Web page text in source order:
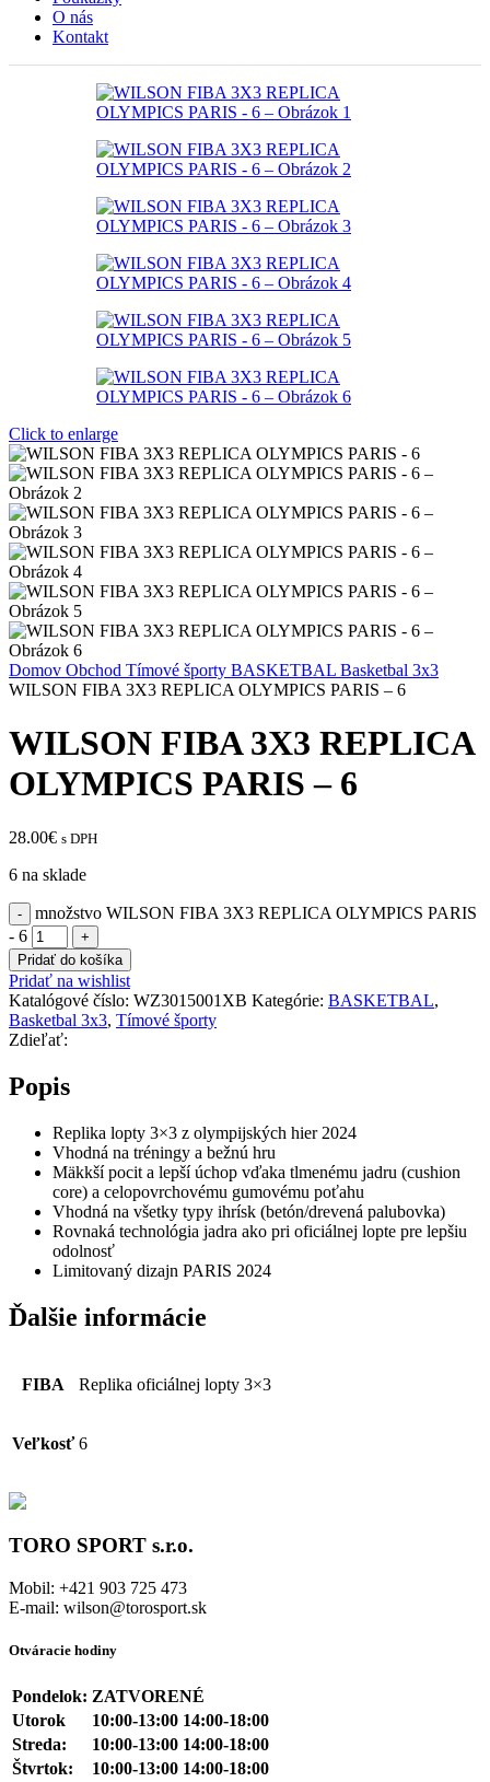
O nás
Kontakt
Click to enlarge
Domov Obchod Tímové športy BASKETBAL Basketbal 3x3
WILSON FIBA 3X3 REPLICA OLYMPICS PARIS – 6
WILSON FIBA 3X3 REPLICA
OLYMPICS PARIS – 6
28.00€ s DPH
6 na sklade
množstvo WILSON FIBA 3X3 REPLICA OLYMPICS PARIS
- 6
Pridať do košíka
Pridať na wishlist
Katalógové číslo: WZ3015001XB Kategórie: BASKETBAL,
Basketbal 3x3, Tímové športy
Zdieľať:
Popis
Replika lopty 3×3 z olympijských hier 2024
Vhodná na tréningy a bežnú hru
Mäkkší pocit a lepší úchop vďaka tlmenému jadru (cushion
core) a celopovrchovému gumovému poťahu
Vhodná na všetky typy ihrísk (betón/drevená palubovka)
Rovnaká technológia jadra ako pri oficiálnej lopte pre lepšiu
odolnosť
Limitovaný dizajn PARIS 2024
Ďalšie informácie
FIBA Replika oficiálnej lopty 3×3
Veľkosť 6
TORO SPORT s.r.o.
Mobil: +421 903 725 473
E-mail: wilson@torosport.sk
Otváracie hodiny
Pondelok: ZATVORENÉ
Utorok
10:00-13:00 14:00-18:00
Streda:
10:00-13:00 14:00-18:00
Štvrtok:
10:00-13:00 14:00-18:00